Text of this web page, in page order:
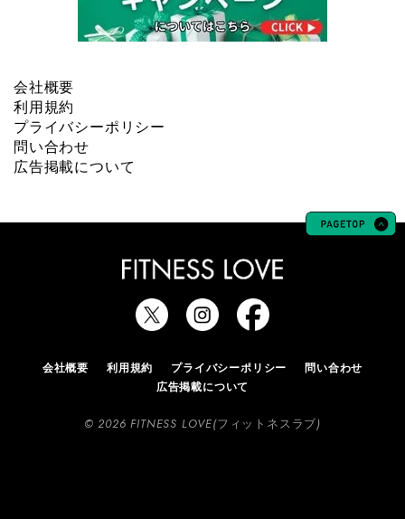
会社概要
利用規約
プライバシーポリシー
問い合わせ
広告掲載について
会社概要 利用規約 プライバシーポリシー
問い合わせ
広告掲載について
© 2026 FITNESS LOVE(フィットネスラブ)